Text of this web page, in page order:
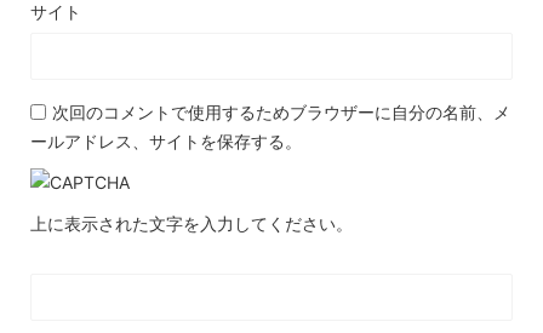
サイト
次回のコメントで使用するためブラウザーに自分の名前、メ
ールアドレス、サイトを保存する。
上に表示された文字を入力してください。